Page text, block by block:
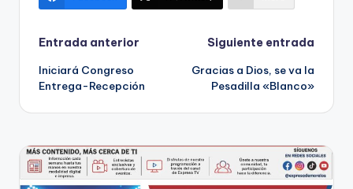
Navegación
de
entradas
Entrada anterior
Iniciará Congreso
Entrega-Recepción
Siguiente entrada
Gracias a Dios, se va la
Pesadilla «Blanco»